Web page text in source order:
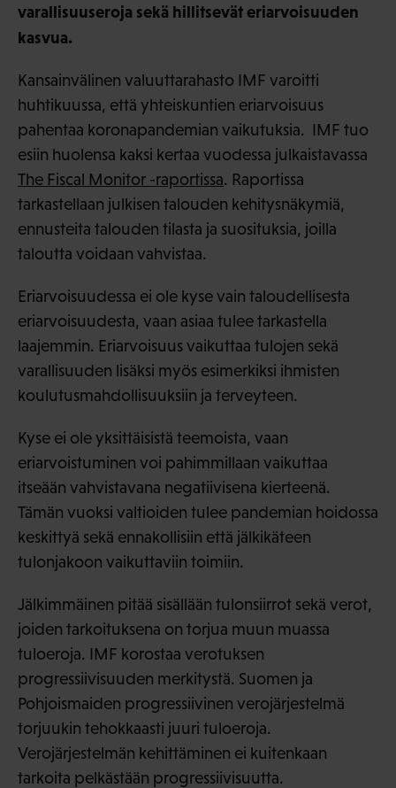
varallisuuseroja sekä hillitsevät eriarvoisuuden
kasvua.
Kansainvälinen valuuttarahasto IMF varoitti
huhtikuussa, että yhteiskuntien eriarvoisuus
pahentaa koronapandemian vaikutuksia. IMF tuo
esiin huolensa kaksi kertaa vuodessa julkaistavassa
The Fiscal Monitor -raportissa. Raportissa
tarkastellaan julkisen talouden kehitysnäkymiä,
ennusteita talouden tilasta ja suosituksia, joilla
taloutta voidaan vahvistaa.
Eriarvoisuudessa ei ole kyse vain taloudellisesta
eriarvoisuudesta, vaan asiaa tulee tarkastella
laajemmin. Eriarvoisuus vaikuttaa tulojen sekä
varallisuuden lisäksi myös esimerkiksi ihmisten
koulutusmahdollisuuksiin ja terveyteen.
Kyse ei ole yksittäisistä teemoista, vaan
eriarvoistuminen voi pahimmillaan vaikuttaa
itseään vahvistavana negatiivisena kierteenä.
Tämän vuoksi valtioiden tulee pandemian hoidossa
keskittyä sekä ennakollisiin että jälkikäteen
tulonjakoon vaikuttaviin toimiin.
Jälkimmäinen pitää sisällään tulonsiirrot sekä verot,
joiden tarkoituksena on torjua muun muassa
tuloeroja. IMF korostaa verotuksen
progressiivisuuden merkitystä. Suomen ja
Pohjoismaiden progressiivinen verojärjestelmä
torjuukin tehokkaasti juuri tuloeroja.
Verojärjestelmän kehittäminen ei kuitenkaan
tarkoita pelkästään progressiivisuutta.